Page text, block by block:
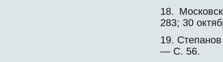
18.
283; 30
19.
— С. 56.